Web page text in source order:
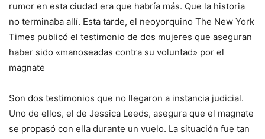
rumor en esta ciudad era que habría más. Que la historia
no terminaba allí. Esta tarde, el neoyorquino The New York
Times publicó el testimonio de dos mujeres que aseguran
haber sido «manoseadas contra su voluntad» por el
magnate
Son dos testimonios que no llegaron a instancia judicial.
Uno de ellos, el de Jessica Leeds, asegura que el magnate
se propasó con ella durante un vuelo. La situación fue tan